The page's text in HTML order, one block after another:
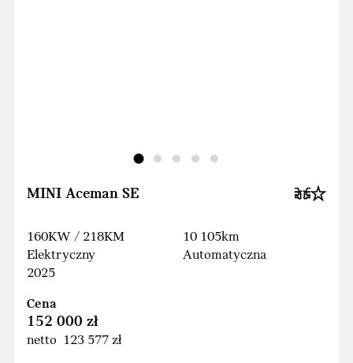
MINI Aceman SE
160KW / 218KM
Elektryczny
2025
10 105km
Automatyczna
Cena
152 000 zł
netto 123 577 zł